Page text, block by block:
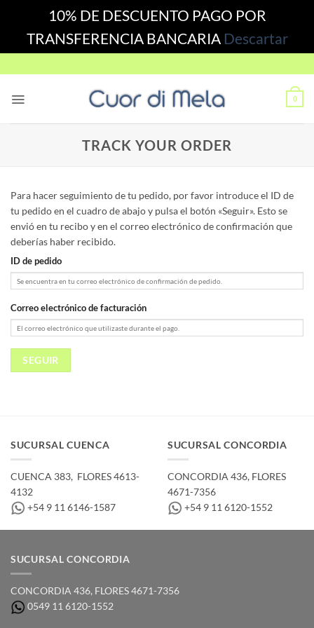
10% DE DESCUENTO PAGO POR
TRANSFERENCIA BANCARIA Descartar
to
0
TRACK YOUR ORDER
Para hacer seguimiento de tu pedido, por favor introduce el ID de
tu pedido en el cuadro de abajo y pulsa el botón «Seguir». Esto se
envió en tu recibo y en el correo electrónico de confirmación que
deberías haber recibido.
ID de pedido
Correo electrónico de facturación
SEGUIR
SUCURSAL CUENCA
CUENCA 383, ­ FLORES 4613-
4132
+54 9 11 6146-1587
SUCURSAL CONCORDIA
CONCORDIA 436,­ FLORES
4671-7356
+54 9 11 6120-1552
SUCURSAL CONCORDIA
CONCORDIA 436,­ FLORES 4671-7356
0549 11 6120-1552